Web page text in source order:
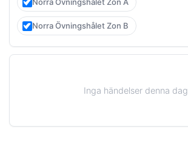
Norra Övningshålet Zon A
Norra Övningshålet Zon B
Inga händelser denna dag